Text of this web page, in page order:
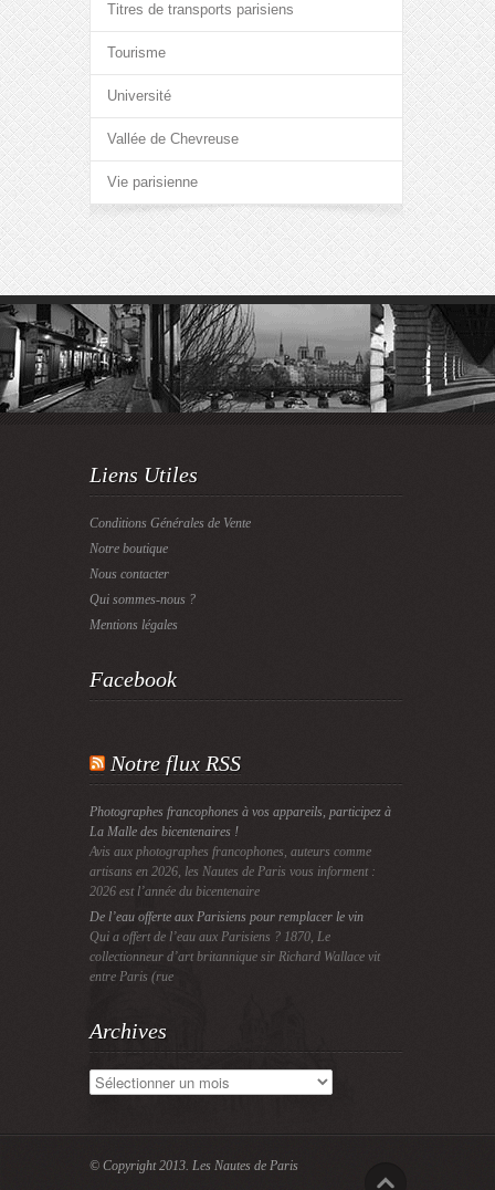
Titres de transports parisiens
Tourisme
Université
Vallée de Chevreuse
Vie parisienne
Liens Utiles
Conditions Générales de Vente
Notre boutique
Nous contacter
Qui sommes-nous ?
Mentions légales
Facebook
Notre flux RSS
Photographes francophones à vos appareils, participez à
La Malle des bicentenaires !
Avis aux photographes francophones, auteurs comme
artisans en 2026, les Nautes de Paris vous informent :
2026 est l’année du bicentenaire
De l’eau offerte aux Parisiens pour remplacer le vin
Qui a offert de l’eau aux Parisiens ? 1870, Le
collectionneur d’art britannique sir Richard Wallace vit
entre Paris (rue
Archives
Archives
© Copyright 2013. Les Nautes de Paris